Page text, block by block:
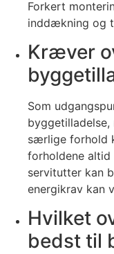
Forkert
inddækning og
Kræver
Som
særlige forhold
forholdene
servitutter kan
energikrav kan
Hvilket
bedst til